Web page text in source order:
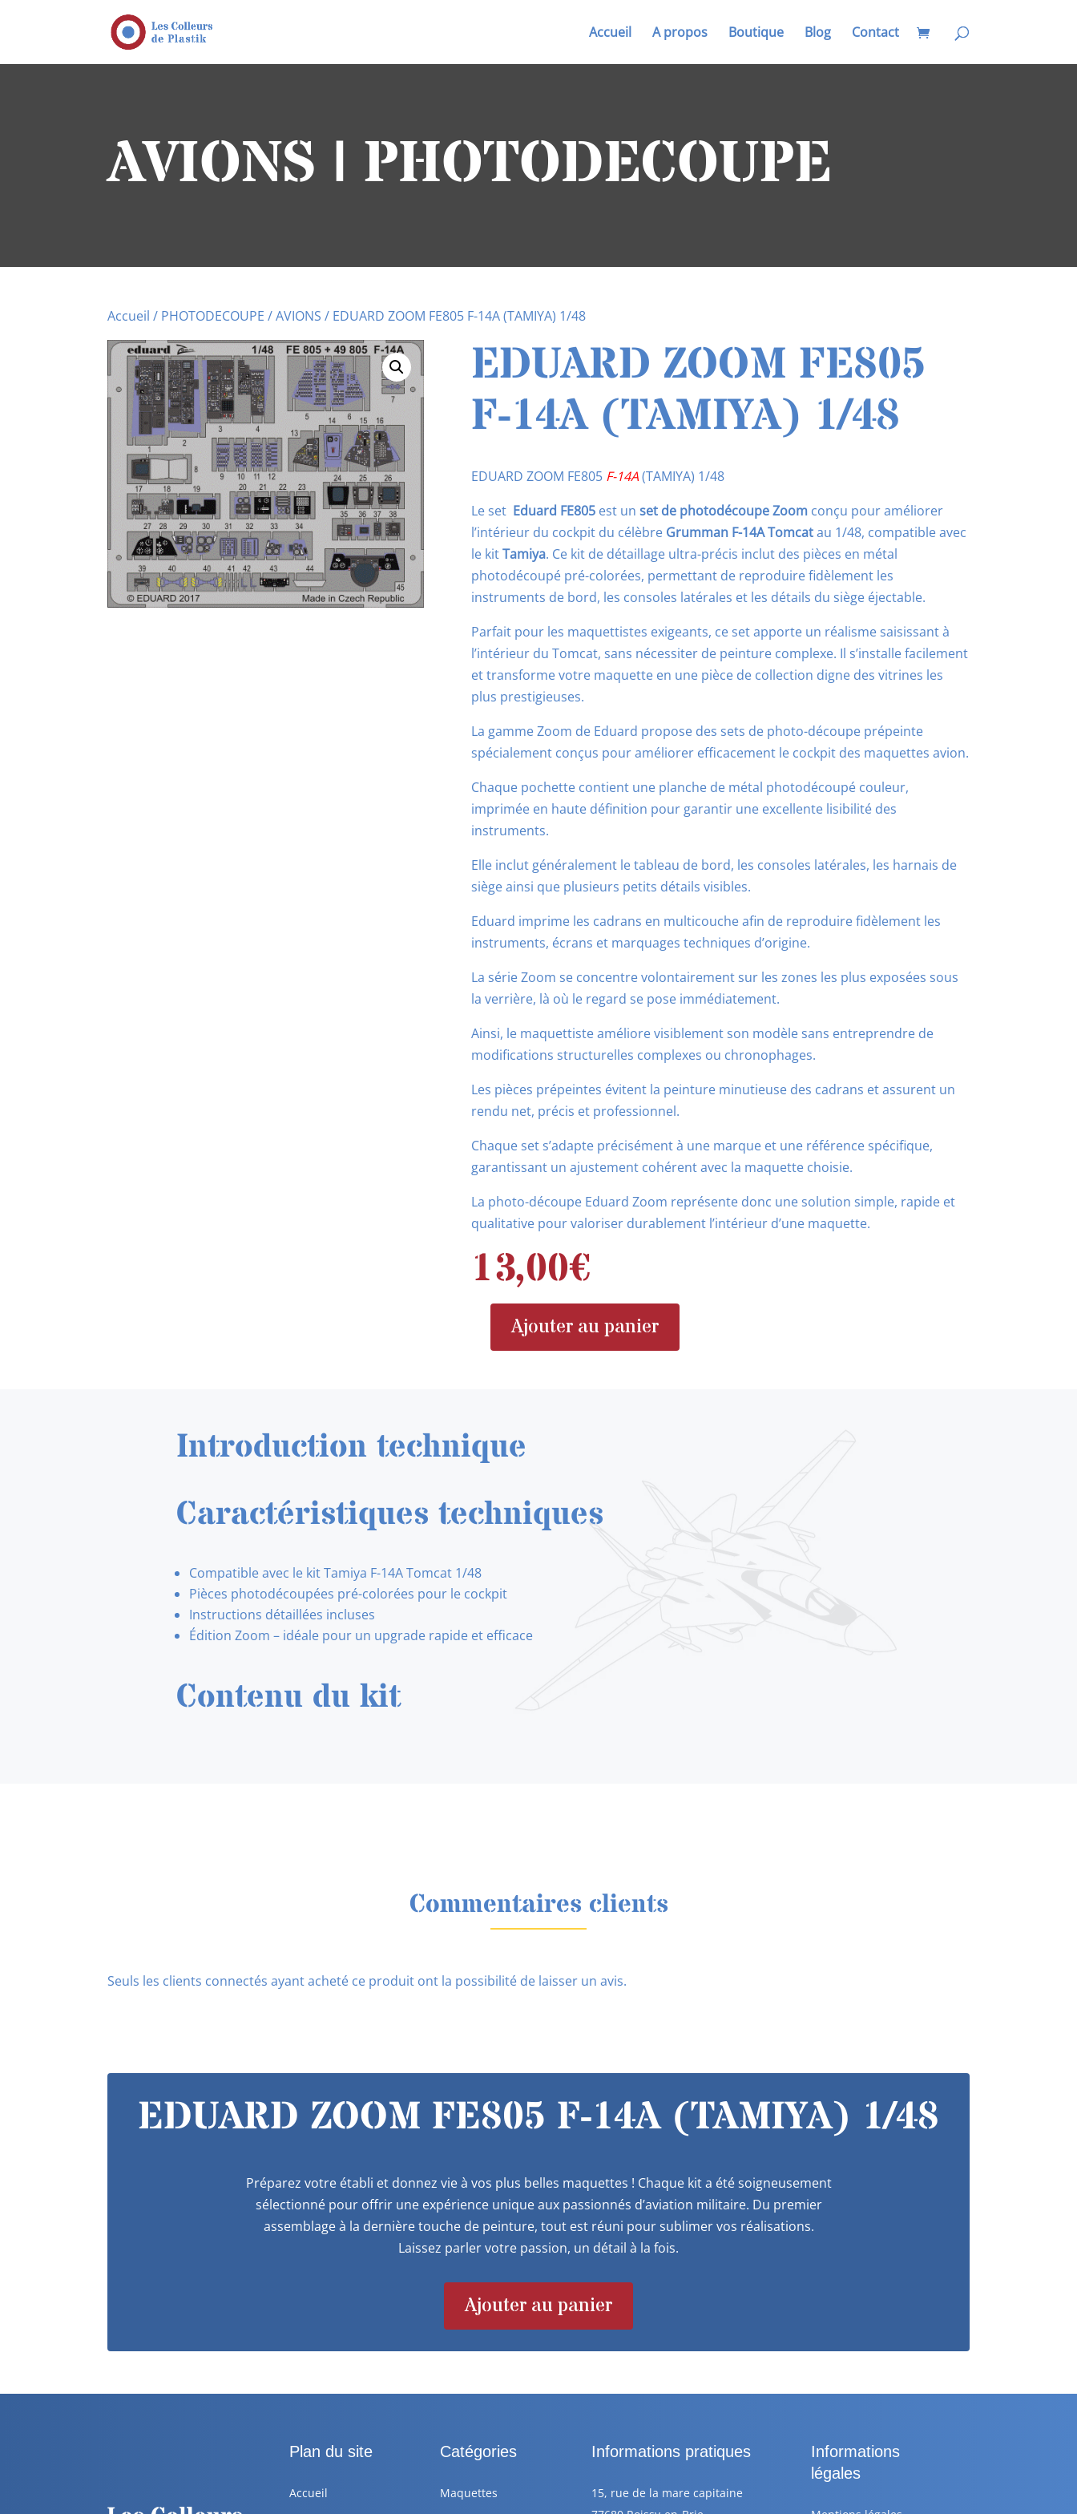
Accueil A propos Boutique Blog Contact
AVIONS | PHOTODECOUPE
Accueil / PHOTODECOUPE /AVIONS / EDUARD ZOOM FE805 F-14A (TAMIYA) 1/48
EDUARD ZOOM FE805
F-14A (TAMIYA) 1/48
EDUARD ZOOM FE805 F-14A(TAMIYA) 1/48
Le set Eduard FE805 est unset de photodécoupe Zoom conçu pour améliorer
l’intérieur du cockpit du célèbre Grumman F-14A Tomcatau 1/48, compatible avec
le kitTamiya. Ce kit de détaillage ultra-précis inclut des pièces en métal
photodécoupé pré-colorées, permettant de reproduire fidèlement les
instruments de bord, les consoles latérales et les détails du siège éjectable.
Parfait pour les maquettistes exigeants, ce set apporte un réalisme saisissant à
l’intérieur du Tomcat, sans nécessiter de peinture complexe. Il s’installe facilement
et transforme votre maquette en une pièce de collection digne des vitrines les
plus prestigieuses.
La gamme Zoom de Eduard propose des sets de photo-découpe prépeinte
spécialement conçus pour améliorer efficacement le cockpit des maquettes avion.
Chaque pochette contient une planche de métal photodécoupé couleur,
imprimée en haute définition pour garantir une excellente lisibilité des
instruments.
Elle inclut généralement le tableau de bord, les consoles latérales, les harnais de
siège ainsi que plusieurs petits détails visibles.
Eduard imprime les cadrans en multicouche afin de reproduire fidèlement les
instruments, écrans et marquages techniques d’origine.
La série Zoom se concentre volontairement sur les zones les plus exposées sous
la verrière, là où le regard se pose immédiatement.
Ainsi, le maquettiste améliore visiblement son modèle sans entreprendre de
modifications structurelles complexes ou chronophages.
Les pièces prépeintes évitent la peinture minutieuse des cadrans et assurent un
rendu net, précis et professionnel.
Chaque set s’adapte précisément à une marque et une référence spécifique,
garantissant un ajustement cohérent avec la maquette choisie.
La photo-découpe Eduard Zoom représente donc une solution simple, rapide et
qualitative pour valoriser durablement l’intérieur d’une maquette.
13,00€
quantité
F-
14A
1/48
Ajouter au panier
Introduction technique
Caractéristiques techniques
Compatible avec le kit Tamiya F-14A Tomcat 1/48
Pièces photodécoupées pré-colorées pour le cockpit
Instructions détaillées incluses
Édition Zoom – idéale pour un upgrade rapide et efficace
Contenu du kit
Commentaires clients
Seuls les clients connectés ayant acheté ce produit ont la possibilité de laisser un avis.
EDUARD ZOOM FE805 F-14A (TAMIYA) 1/48
Préparez votre établi et donnez vie à vos plus belles maquettes ! Chaque kit a été soigneusement
sélectionné pour offrir une expérience unique aux passionnés d’aviation militaire. Du premier
assemblage à la dernière touche de peinture, tout est réuni pour sublimer vos réalisations.
Laissez parler votre passion, un détail à la fois.
Ajouter au panier
Plan du site
Accueil
Catégories
Maquettes
Informations pratiques
15, rue de la mare capitaine
Informations
légales